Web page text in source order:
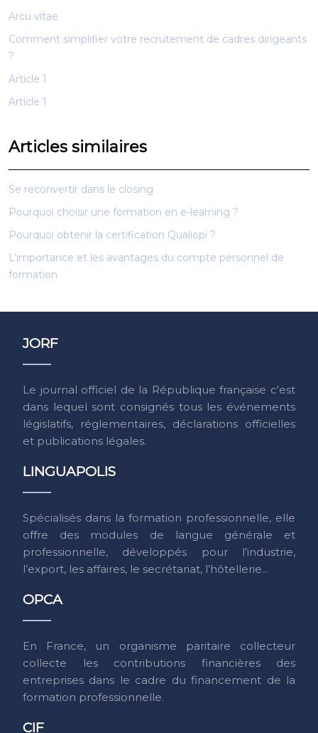
Arcu vitae
Comment simplifier votre recrutement de cadres dirigeants
?
Article 1
Article 1
Articles similaires
Se reconvertir dans le closing
Pourquoi choisir une formation en e-learning ?
Pourquoi obtenir la certification Qualiopi ?
L’importance et les avantages du compte personnel de
formation
JORF
Le journal officiel de la République française c'est
dans lequel sont consignés tous les événements
législatifs, réglementaires, déclarations officielles
et publications légales.
LINGUAPOLIS
Spécialisés dans la formation professionnelle, elle
offre des modules de langue générale et
professionnelle, développés pour l’industrie,
l’export, les affaires, le secrétariat, l’hôtellerie...
OPCA
En France, un organisme paritaire collecteur
collecte les contributions financières des
entreprises dans le cadre du financement de la
formation professionnelle.
CIF